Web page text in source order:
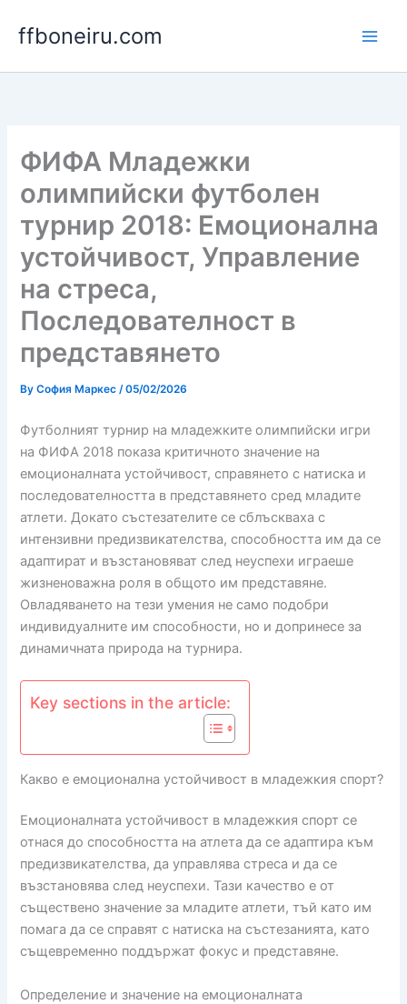
ffboneiru.com
ФИФА Младежки
олимпийски футболен
турнир 2018: Емоционална
устойчивост, Управление
на стреса,
Последователност в
представянето
ByСофия Маркес/05/02/2026
Футболният турнир на младежките олимпийски игри
на ФИФА 2018 показа критичното значение на
емоционалната устойчивост, справянето с натиска и
последователността в представянето сред младите
атлети. Докато състезателите се сблъскваха с
интензивни предизвикателства, способността им да се
адаптират и възстановяват след неуспехи играеше
жизненоважна роля в общото им представяне.
Овладяването на тези умения не само подобри
индивидуалните им способности, но и допринесе за
динамичната природа на турнира.
Key sections in the article:
Какво е емоционална устойчивост в младежкия спорт?
Емоционалната устойчивост в младежкия спорт се
отнася до способността на атлета да се адаптира към
предизвикателства, да управлява стреса и да се
възстановява след неуспехи. Тази качество е от
съществено значение за младите атлети, тъй като им
помага да се справят с натиска на състезанията, като
същевременно поддържат фокус и представяне.
Определение и значение на емоционалната